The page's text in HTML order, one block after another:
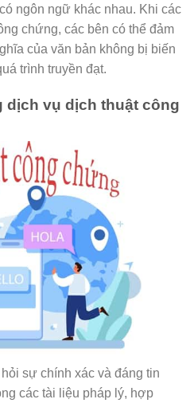
ngôn ngữ khác nhau. Khi các
chứng, các bên có thể đảm
của văn bản không bị biến
trình truyền đạt.
dịch vụ dịch thuật công
sự chính xác và đáng tin
các tài liệu pháp lý, hợp